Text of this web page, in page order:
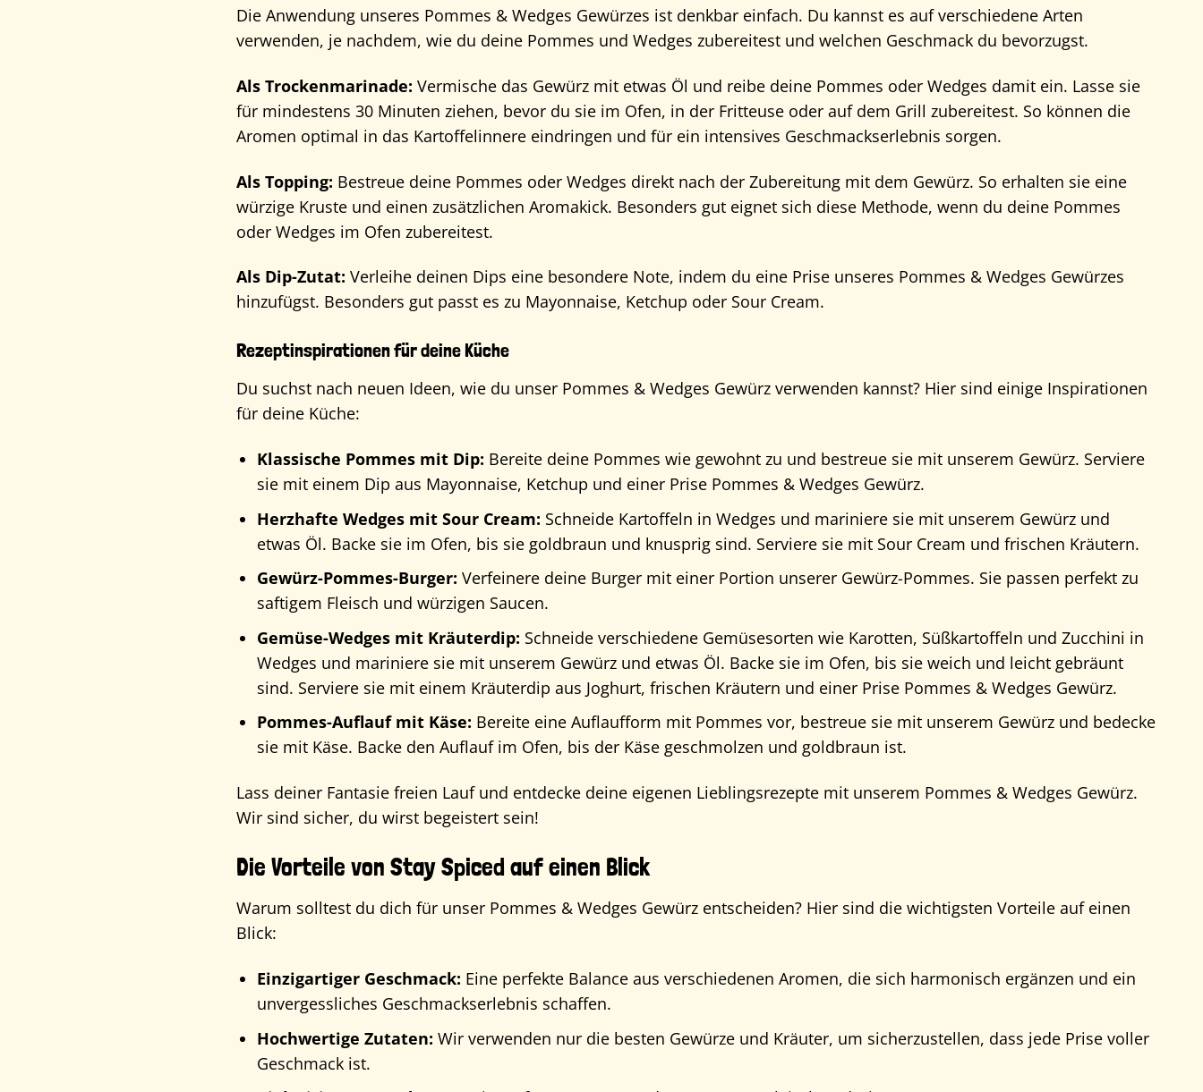
Die Anwendung unseres Pommes & Wedges Gewürzes ist denkbar einfach. Du kannst es auf verschiedene Arten
verwenden, je nachdem, wie du deine Pommes und Wedges zubereitest und welchen Geschmack du bevorzugst.
Als Trockenmarinade: Vermische das Gewürz mit etwas Öl und reibe deine Pommes oder Wedges damit ein. Lasse sie
für mindestens 30 Minuten ziehen, bevor du sie im Ofen, in der Fritteuse oder auf dem Grill zubereitest. So können die
Aromen optimal in das Kartoffelinnere eindringen und für ein intensives Geschmackserlebnis sorgen.
Als Topping: Bestreue deine Pommes oder Wedges direkt nach der Zubereitung mit dem Gewürz. So erhalten sie eine
würzige Kruste und einen zusätzlichen Aromakick. Besonders gut eignet sich diese Methode, wenn du deine Pommes
oder Wedges im Ofen zubereitest.
Als Dip-Zutat: Verleihe deinen Dips eine besondere Note, indem du eine Prise unseres Pommes & Wedges Gewürzes
hinzufügst. Besonders gut passt es zu Mayonnaise, Ketchup oder Sour Cream.
Rezeptinspirationen für deine Küche
Du suchst nach neuen Ideen, wie du unser Pommes & Wedges Gewürz verwenden kannst? Hier sind einige Inspirationen
für deine Küche:
Klassische Pommes mit Dip: Bereite deine Pommes wie gewohnt zu und bestreue sie mit unserem Gewürz. Serviere
sie mit einem Dip aus Mayonnaise, Ketchup und einer Prise Pommes & Wedges Gewürz.
Herzhafte Wedges mit Sour Cream: Schneide Kartoffeln in Wedges und mariniere sie mit unserem Gewürz und
etwas Öl. Backe sie im Ofen, bis sie goldbraun und knusprig sind. Serviere sie mit Sour Cream und frischen Kräutern.
Gewürz-Pommes-Burger: Verfeinere deine Burger mit einer Portion unserer Gewürz-Pommes. Sie passen perfekt zu
saftigem Fleisch und würzigen Saucen.
Gemüse-Wedges mit Kräuterdip: Schneide verschiedene Gemüsesorten wie Karotten, Süßkartoffeln und Zucchini in
Wedges und mariniere sie mit unserem Gewürz und etwas Öl. Backe sie im Ofen, bis sie weich und leicht gebräunt
sind. Serviere sie mit einem Kräuterdip aus Joghurt, frischen Kräutern und einer Prise Pommes & Wedges Gewürz.
Pommes-Auflauf mit Käse: Bereite eine Auflaufform mit Pommes vor, bestreue sie mit unserem Gewürz und bedecke
sie mit Käse. Backe den Auflauf im Ofen, bis der Käse geschmolzen und goldbraun ist.
Lass deiner Fantasie freien Lauf und entdecke deine eigenen Lieblingsrezepte mit unserem Pommes & Wedges Gewürz.
Wir sind sicher, du wirst begeistert sein!
Die Vorteile von Stay Spiced auf einen Blick
Warum solltest du dich für unser Pommes & Wedges Gewürz entscheiden? Hier sind die wichtigsten Vorteile auf einen
Blick:
Einzigartiger Geschmack: Eine perfekte Balance aus verschiedenen Aromen, die sich harmonisch ergänzen und ein
unvergessliches Geschmackserlebnis schaffen.
Hochwertige Zutaten: Wir verwenden nur die besten Gewürze und Kräuter, um sicherzustellen, dass jede Prise voller
Geschmack ist.